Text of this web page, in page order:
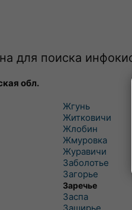
для поиска
обл.
Жгунь
Житковичи
Жлобин
Жмуровка
Журавичи
Заболотье
Загорье
Заречье
Заспа